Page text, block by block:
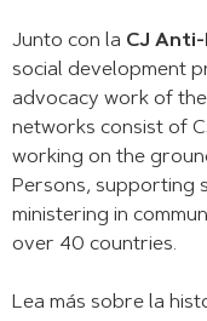
Junto con la CJ
social development
advocacy work of the
networks consist of
working on the
Persons, supporting
ministering in
over 40 countries.
Lea más sobre la